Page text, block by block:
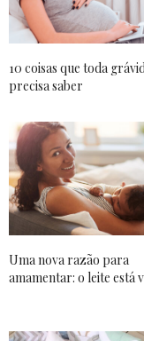
10 coisas que toda
precisa saber
Uma nova razão para
amamentar: o leite está